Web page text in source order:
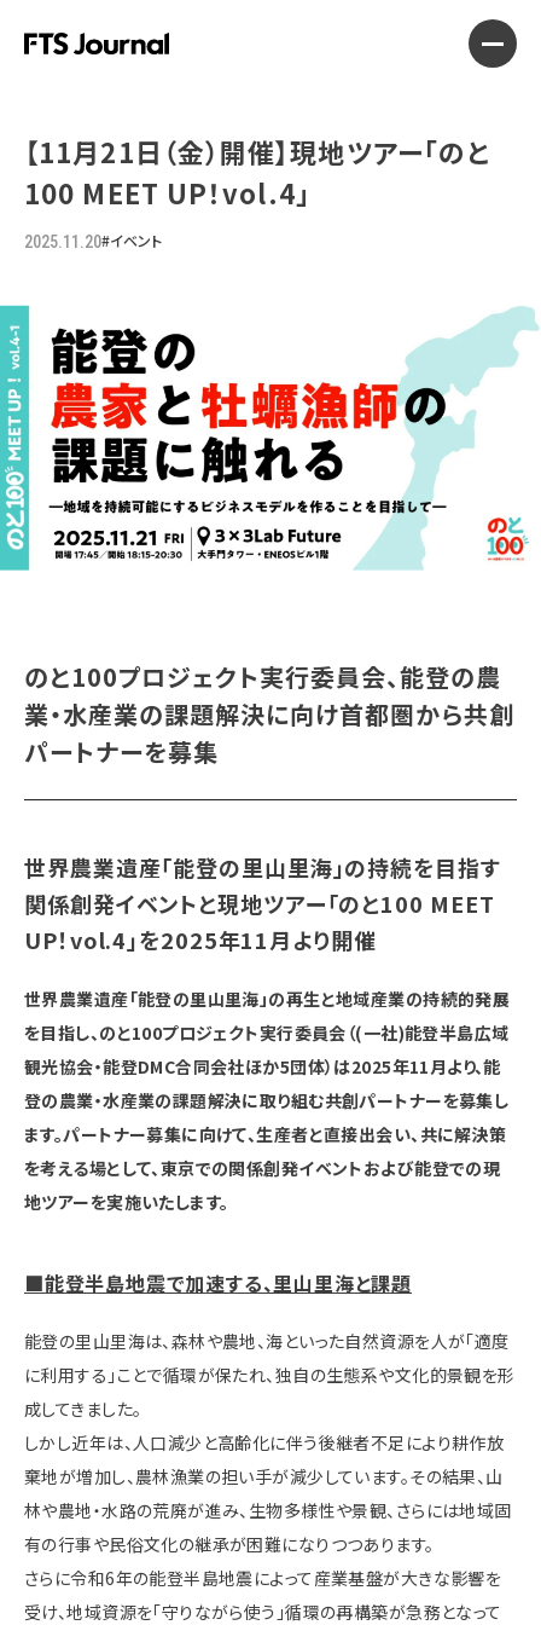
【11月21日（金）開催】現地ツアー「のと
100 MEET UP！vol.4」
2025.11.20#イベント
のと100プロジェクト実行委員会、能登の農
業・水産業の課題解決に向け首都圏から共創
パートナーを募集
世界農業遺産「能登の里山里海」の持続を目指す
関係創発イベントと現地ツアー「のと100 MEET
UP！vol.4」を2025年11月より開催
世界農業遺産「能登の里山里海」の再生と地域産業の持続的発展
を目指し、のと100プロジェクト実行委員会（(一社)能登半島広域
観光協会・能登DMC合同会社ほか5団体）は2025年11月より、能
登の農業・水産業の課題解決に取り組む共創パートナーを募集し
ます。パートナー募集に向けて、生産者と直接出会い、共に解決策
を考える場として、東京での関係創発イベントおよび能登での現
地ツアーを実施いたします。
■能登半島地震で加速する、里山里海と課題
能登の里山里海は、森林や農地、海といった自然資源を人が「適度
に利用する」ことで循環が保たれ、独自の生態系や文化的景観を形
成してきました。
しかし近年は、人口減少と高齢化に伴う後継者不足により耕作放
棄地が増加し、農林漁業の担い手が減少しています。その結果、山
林や農地・水路の荒廃が進み、生物多様性や景観、さらには地域固
有の行事や民俗文化の継承が困難になりつつあります。
さらに令和6年の能登半島地震によって産業基盤が大きな影響を
受け、地域資源を「守りながら使う」循環の再構築が急務となって